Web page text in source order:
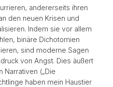
andererseits ihren
den neuen Krisen und
Indem sie vor allem
binäre Dichotomien
sind moderne Sagen
von Angst. Dies äußert
Narrativen („Die
haben mein Haustier